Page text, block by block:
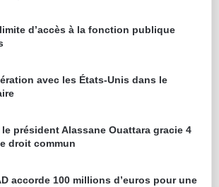
d’accès à la fonction publique
avec les États-Unis dans le
le président Alassane Ouattara gracie 4
droit commun
accorde 100 millions d’euros pour une